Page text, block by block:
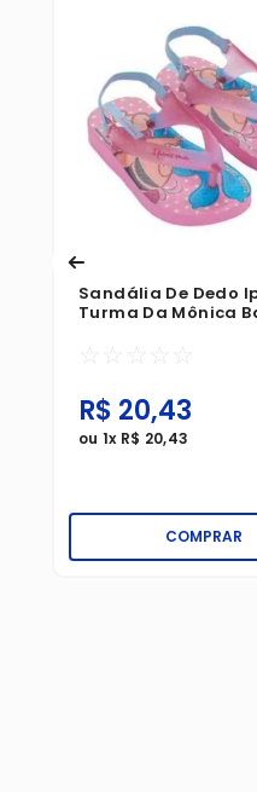
Sandália De Dedo
Turma Da Mônica
☆ ☆ ☆ ☆ ☆
R$ 20,43
ou 1x R$ 20,43
COMPRAR